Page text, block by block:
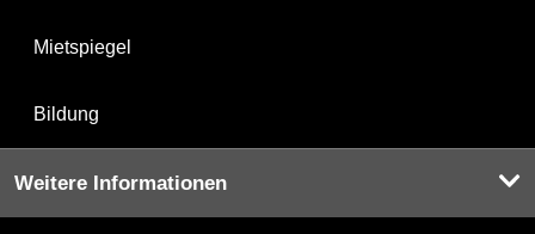
Mietspiegel
Bildung
Weitere Informationen